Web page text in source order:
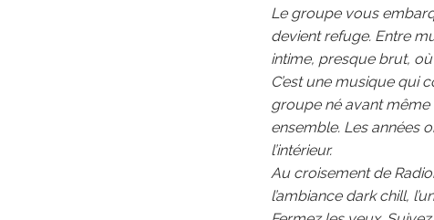
Le groupe vous
devient refuge. Entre
intime, presque brut, où
C’est une musique qui
groupe né avant même
ensemble. Les années
l’intérieur.
Au croisement de
l’ambiance dark chill,